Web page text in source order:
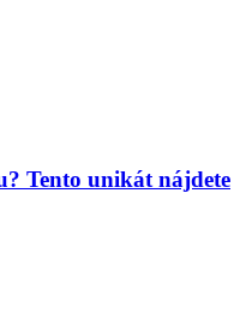
Tento unikát nájdete